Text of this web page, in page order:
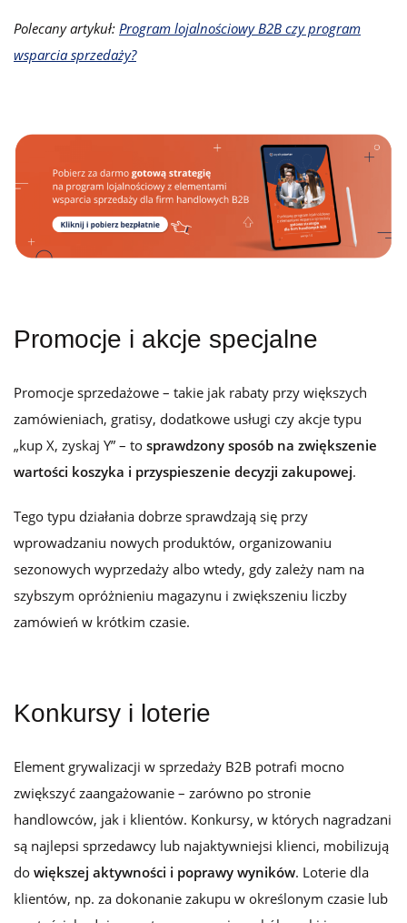
Polecany artykuł: Program lojalnościowy B2B czy program
wsparcia sprzedaży?
Promocje i akcje specjalne
Promocje sprzedażowe – takie jak rabaty przy większych
zamówieniach, gratisy, dodatkowe usługi czy akcje typu
„kup X, zyskaj Y” – to sprawdzony sposób na zwiększenie
wartości koszyka i przyspieszenie decyzji zakupowej.
Tego typu działania dobrze sprawdzają się przy
wprowadzaniu nowych produktów, organizowaniu
sezonowych wyprzedaży albo wtedy, gdy zależy nam na
szybszym opróżnieniu magazynu i zwiększeniu liczby
zamówień w krótkim czasie.
Konkursy i loterie
Element grywalizacji w sprzedaży B2B potrafi mocno
zwiększyć zaangażowanie – zarówno po stronie
handlowców, jak i klientów. Konkursy, w których nagradzani
są najlepsi sprzedawcy lub najaktywniejsi klienci, mobilizują
do większej aktywności i poprawy wyników. Loterie dla
klientów, np. za dokonanie zakupu w określonym czasie lub